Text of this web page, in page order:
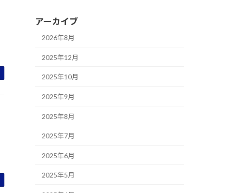
アーカイブ
2026年8月
2025年12月
2025年10月
2025年9月
2025年8月
2025年7月
2025年6月
2025年5月